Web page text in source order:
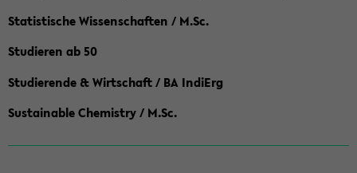
Statistische Wissenschaften / M.Sc.
Studieren ab 50
Studierende & Wirtschaft / BA IndiErg
Sustainable Chemistry / M.Sc.